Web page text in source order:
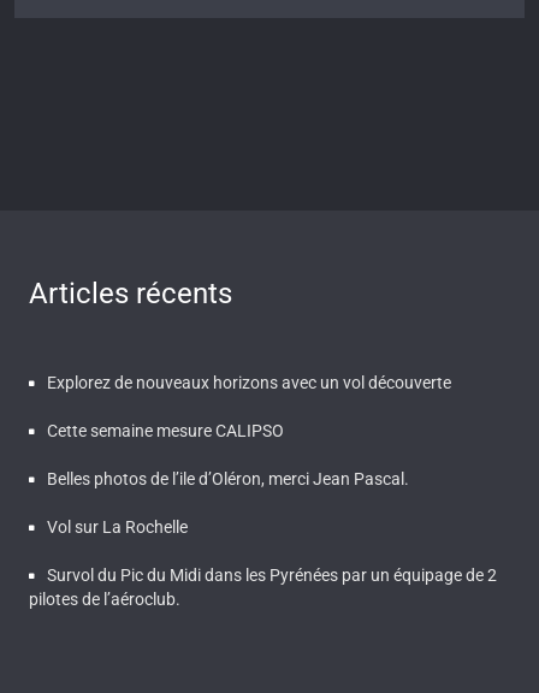
Articles récents
Explorez de nouveaux horizons avec un vol découverte
Cette semaine mesure CALIPSO
Belles photos de l’ile d’Oléron, merci Jean Pascal.
Vol sur La Rochelle
Survol du Pic du Midi dans les Pyrénées par un équipage de 2
pilotes de l’aéroclub.